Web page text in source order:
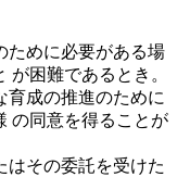
ために必要がある場
困難であるとき。
育成の推進のために
の同意を得ることが
はその委託を受けた